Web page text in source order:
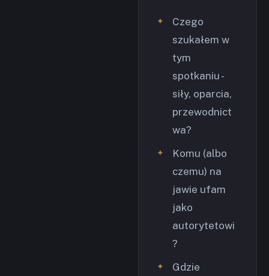
Czego
szukałem w
tym
spotkaniu -
siły, oparcia,
przewodnict
wa?
Komu (albo
czemu) na
jawie ufam
jako
autorytetowi
?
Gdzie